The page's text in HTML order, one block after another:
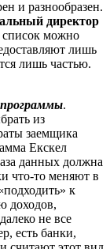
и разнообразен.
директор
можно
лишь
лишь частью.
.
из
заемщика
Екскел
данных должна
что-то меняют в
к
доходов,
не все
есть банки,